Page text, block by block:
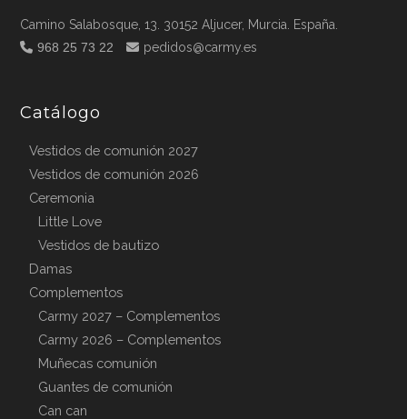
Camino Salabosque, 13. 30152 Aljucer, Murcia. España.
968 25 73 22
pedidos@carmy.es
Catálogo
Vestidos de comunión 2027
Vestidos de comunión 2026
Ceremonia
Little Love
Vestidos de bautizo
Damas
Complementos
Carmy 2027 – Complementos
Carmy 2026 – Complementos
Muñecas comunión
Guantes de comunión
Can can